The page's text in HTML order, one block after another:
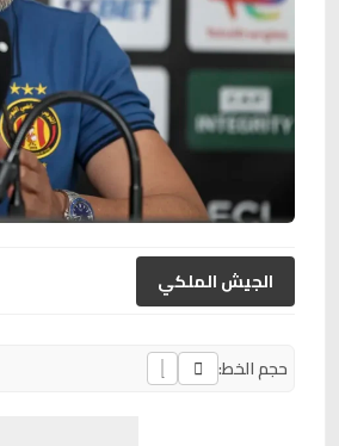
الجيش الملكي
حجم الخط: